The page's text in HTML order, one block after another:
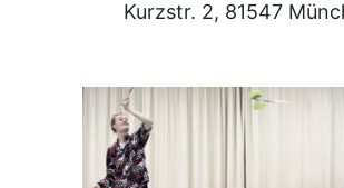
Kurzstr. 2, 81547